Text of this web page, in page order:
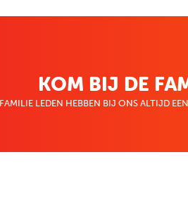
KOM BIJ DE
FAMILIE LEDEN HEBBEN BIJ ONS ALTIJD